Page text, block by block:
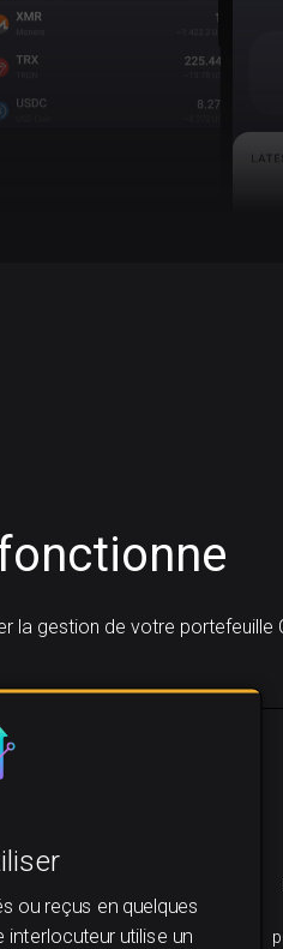
la gestion de votre portefeuille
ou reçus en quelques
utilise un